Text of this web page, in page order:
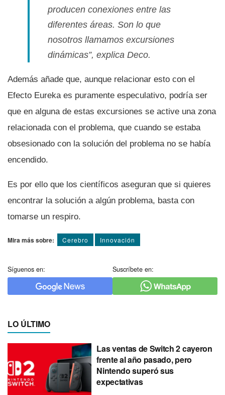
producen conexiones entre las
diferentes áreas. Son lo que
nosotros llamamos excursiones
dinámicas”, explica Deco.
Además añade que, aunque relacionar esto con el
Efecto Eureka es puramente especulativo, podrí­a ser
que en alguna de estas excursiones se active una zona
relacionada con el problema, que cuando se estaba
obsesionado con la solución del problema no se habí­a
encendido.
Es por ello que los cientí­ficos aseguran que si quieres
encontrar la solución a algún problema, basta con
tomarse un respiro.
Mira más sobre: Cerebro Innovación
Síguenos en: Suscríbete en:
LO ÚLTIMO
Las ventas de Switch 2 cayeron
frente al año pasado, pero
Nintendo superó sus
expectativas